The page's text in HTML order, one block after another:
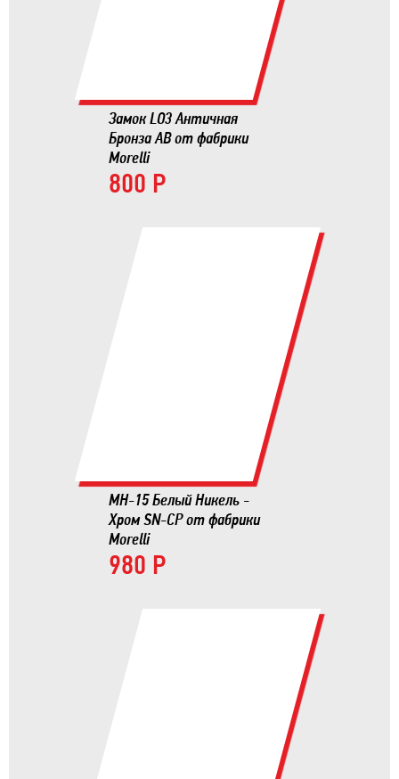
Замок LO3 Античная
Бронза AB от фабрики
Morelli
800 Р
MH-15 Белый Никель -
Хром SN-CP от фабрики
Morelli
980 Р